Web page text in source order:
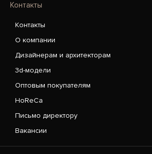
Контакты
Контакты
О компании
Дизайнерам и архитекторам
3d-модели
Оптовым покупателям
HoReCa
Письмо директору
Вакансии